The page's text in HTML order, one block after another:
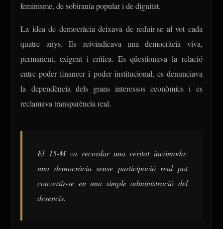
feminisme, de sobirania popular i de dignitat.
La idea de democràcia deixava de reduir-se al vot cada
quatre anys. Es reivindicava una democràcia viva,
permanent, exigent i crítica. Es qüestionava la relació
entre poder financer i poder institucional, es denunciava
la dependència dels grans interessos econòmics i es
reclamava transparència real.
El 15-M va recordar una veritat incòmoda:
una democràcia sense participació real pot
convertir-se en una simple administració del
desencís.